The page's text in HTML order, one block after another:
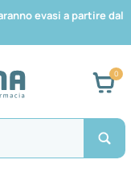
evasi a partire dal